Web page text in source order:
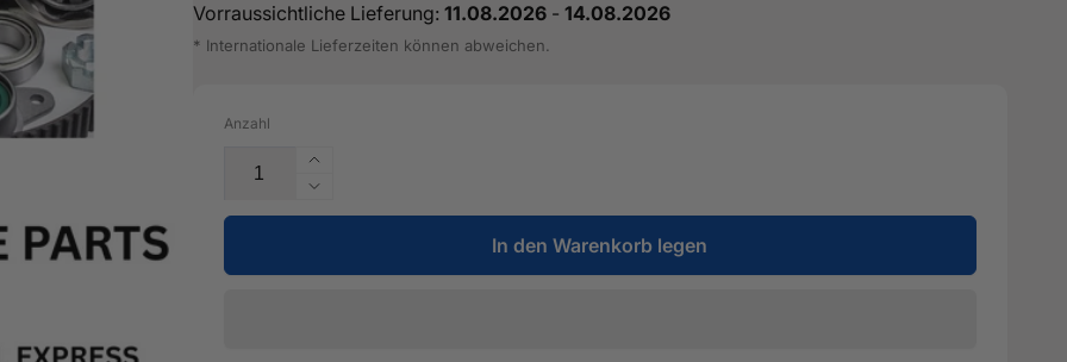
Vorraussichtliche Lieferung: 11.08.2026- 14.08.2026
* Internationale Lieferzeiten können abweichen.
Anzahl
Erhöhe
die
Menge
Konsole
Verringere
die
für
In den Warenkorb legen